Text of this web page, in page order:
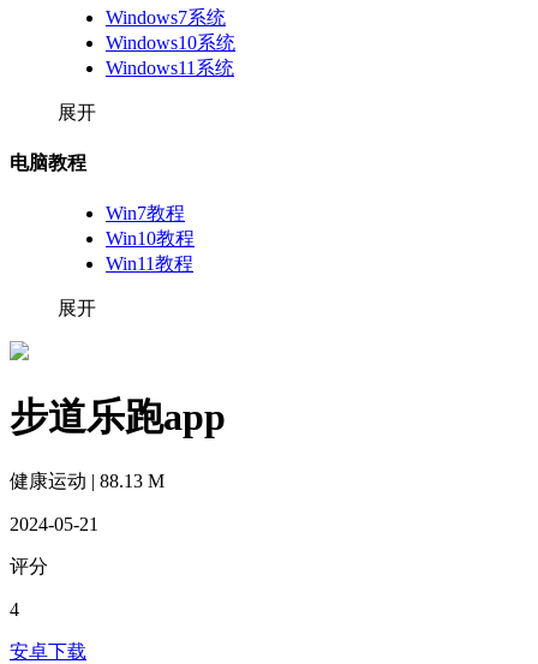
Windows7系统
Windows10系统
Windows11系统
展开
电脑教程
Win7教程
Win10教程
Win11教程
展开
步道乐跑app
健康运动 | 88.13 M
2024-05-21
评分
4
安卓下载